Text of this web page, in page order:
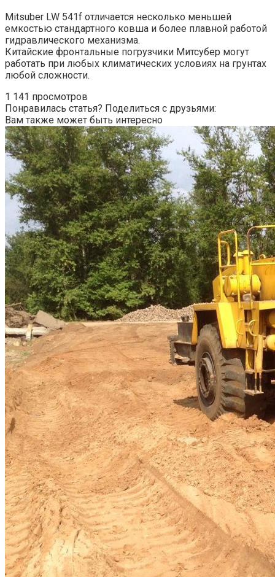
Mitsuber LW 541f отличается несколько меньшей
емкостью стандартного ковша и более плавной работой
гидравлического механизма.
Китайские фронтальные погрузчики Митсубер могут
работать при любых климатических условиях на грунтах
любой сложности.
1 141 просмотров
Понравилась статья? Поделиться с друзьями:
Вам также может быть интересно